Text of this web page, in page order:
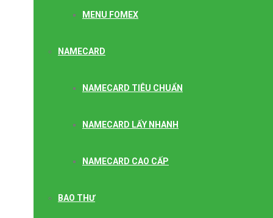
MENU FOMEX
NAMECARD
NAMECARD TIÊU CHUẨN
NAMECARD LẤY NHANH
NAMECARD CAO CẤP
BAO THƯ